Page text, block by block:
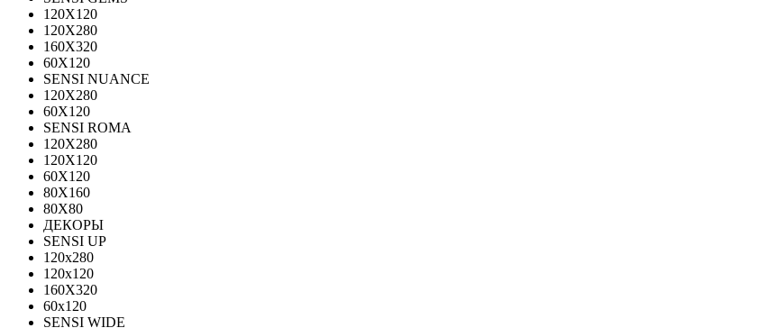
120Х120
120Х280
160X320
60X120
SENSI NUANCE
120X280
60X120
SENSI ROMA
120X280
120Х120
60X120
80X160
80X80
ДЕКОРЫ
SENSI UP
120x280
120х120
160X320
60х120
SENSI WIDE